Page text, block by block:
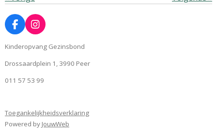
F
a
c
b
o
I
n
s
a
r
Kinderopvang Gezinsbond
Drossaardplein 1, 3990 Peer
011 57 53 99
Toegankelijkheidsverklaring
Powered by JouwWeb